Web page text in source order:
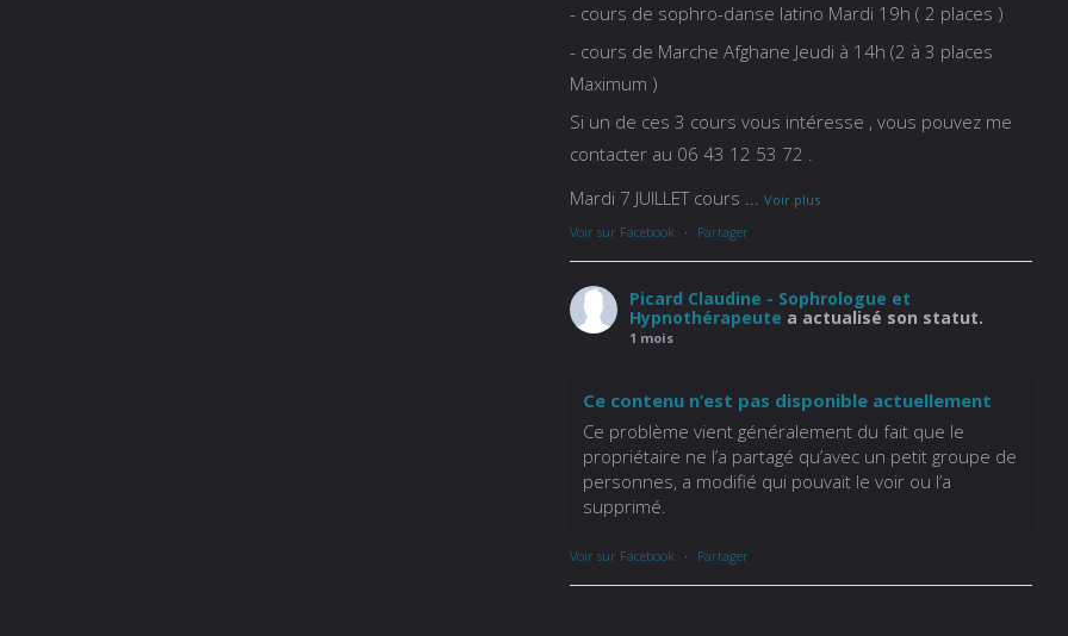
- cours de sophro-danse latino Mardi 19h ( 2 places )
- cours de Marche Afghane Jeudi à 14h (2 à 3 places
Maximum )
Si un de ces 3 cours vous intéresse , vous pouvez me
contacter au 06 43 12 53 72 .
Mardi 7 JUILLET cours ... Voir plus
Voir sur Facebook
· Partager
Picard Claudine - Sophrologue et
Hypnothérapeute a actualisé son statut.
1 mois
Ce contenu n’est pas disponible actuellement
Ce problème vient généralement du fait que le
propriétaire ne l’a partagé qu’avec un petit groupe de
personnes, a modifié qui pouvait le voir ou l’a
supprimé.
Voir sur Facebook · Partager